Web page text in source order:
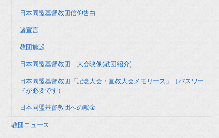
日本同盟基督教団信仰告白
諸宣言
教団施設
日本同盟基督教団 大会映像(教団紹介)
日本同盟基督教団「記念大会・宣教大会メモリーズ」（パスワー
ドが必要です）
日本同盟基督教団への献金
教団ニュース